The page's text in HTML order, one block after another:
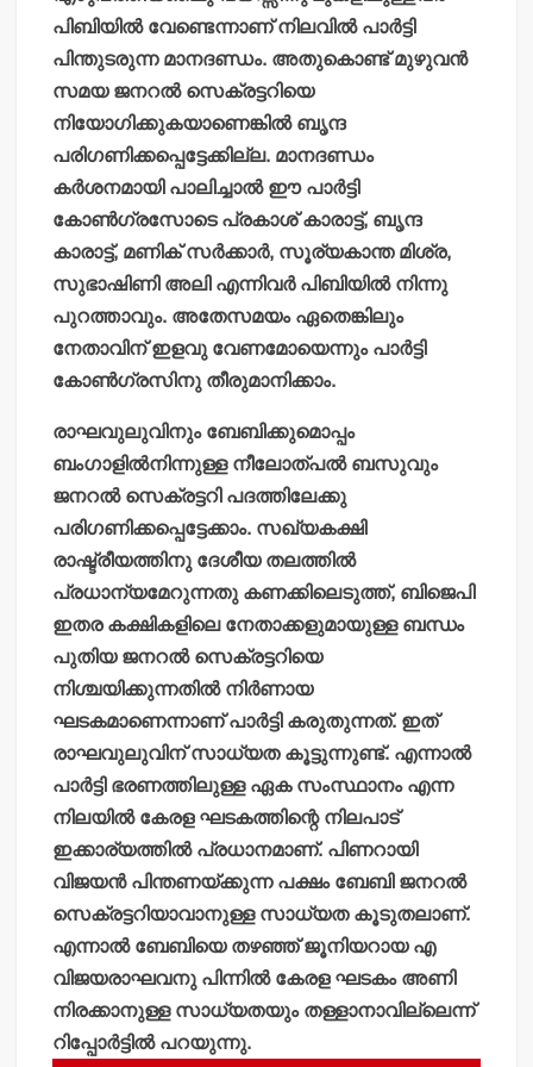
പിബിയില്‍ വേണ്ടെന്നാണ് നിലവില്‍ പാര്‍ട്ടി
പിന്തുടരുന്ന മാനദണ്ഡം. അതുകൊണ്ട് മുഴുവന്‍
സമയ ജനറല്‍ സെക്രട്ടറിയെ
നിയോഗിക്കുകയാണെങ്കില്‍ ബൃന്ദ
പരിഗണിക്കപ്പെട്ടേക്കില്ല. മാനദണ്ഡം
കര്‍ശനമായി പാലിച്ചാല്‍ ഈ പാര്‍ട്ടി
കോണ്‍ഗ്രസോടെ പ്രകാശ് കാരാട്ട്, ബൃന്ദ
കാരാട്ട്, മണിക് സര്‍ക്കാര്‍, സൂര്യകാന്ത മിശ്ര,
സുഭാഷിണി അലി എന്നിവര്‍ പിബിയില്‍ നിന്നു
പുറത്താവും. അതേസമയം ഏതെങ്കിലും
നേതാവിന് ഇളവു വേണമോയെന്നും പാര്‍ട്ടി
കോണ്‍ഗ്രസിനു തീരുമാനിക്കാം.
രാഘവുലുവിനും ബേബിക്കുമൊപ്പം
ബംഗാളില്‍നിന്നുള്ള നീലോത്പല്‍ ബസുവും
ജനറല്‍ സെക്രട്ടറി പദത്തിലേക്കു
പരിഗണിക്കപ്പെട്ടേക്കാം. സഖ്യകക്ഷി
രാഷ്ട്രീയത്തിനു ദേശീയ തലത്തില്‍
പ്രധാന്യമേറുന്നതു കണക്കിലെടുത്ത്, ബിജെപി
ഇതര കക്ഷികളിലെ നേതാക്കളുമായുള്ള ബന്ധം
പുതിയ ജനറല്‍ സെക്രട്ടറിയെ
നിശ്ചയിക്കുന്നതില്‍ നിര്‍ണായ
ഘടകമാണെന്നാണ് പാര്‍ട്ടി കരുതുന്നത്. ഇത്
രാഘവുലുവിന് സാധ്യത കൂട്ടുന്നുണ്ട്. എന്നാല്‍
പാര്‍ട്ടി ഭരണത്തിലുള്ള ഏക സംസ്ഥാനം എന്ന
നിലയില്‍ കേരള ഘടകത്തിന്റെ നിലപാട്
ഇക്കാര്യത്തില്‍ പ്രധാനമാണ്. പിണറായി
വിജയന്‍ പിന്തണയ്ക്കുന്ന പക്ഷം ബേബി ജനറല്‍
സെക്രട്ടറിയാവാനുള്ള സാധ്യത കൂടുതലാണ്.
എന്നാല്‍ ബേബിയെ തഴഞ്ഞ് ജൂനിയറായ എ
വിജയരാഘവനു പിന്നില്‍ കേരള ഘടകം അണി
നിരക്കാനുള്ള സാധ്യതയും തള്ളാനാവില്ലെന്ന്
റിപ്പോര്‍ട്ടില്‍ പറയുന്നു.